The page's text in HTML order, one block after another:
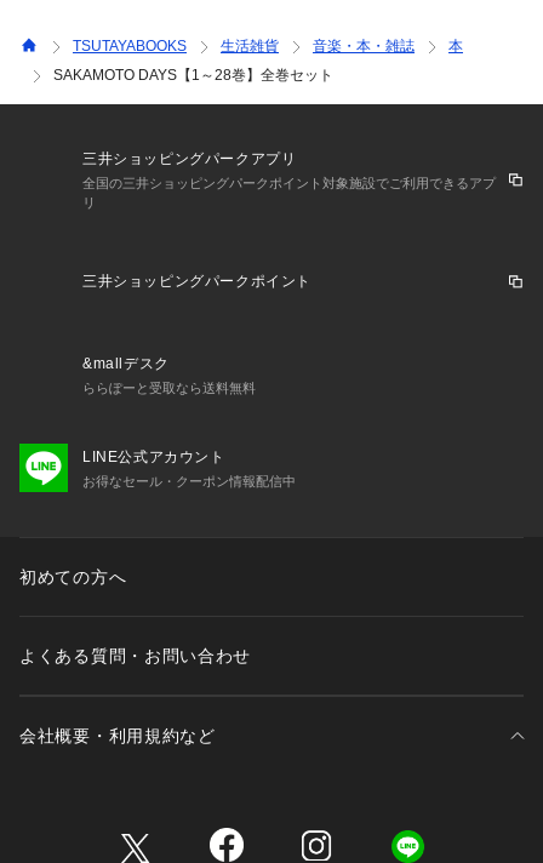
TSUTAYABOOKS 生活雑貨 音楽・本・雑誌
本
SAKAMOTO DAYS【1～28巻】全巻セット
三井ショッピングパークアプリ
全国の三井ショッピングパークポイント対象施設でご利用できるアプ
リ
三井ショッピングパークポイント
&mallデスク
ららぽーと受取なら送料無料
LINE公式アカウント
お得なセール・クーポン情報配信中
初めての方へ
よくある質問・お問い合わせ
会社概要・利用規約など